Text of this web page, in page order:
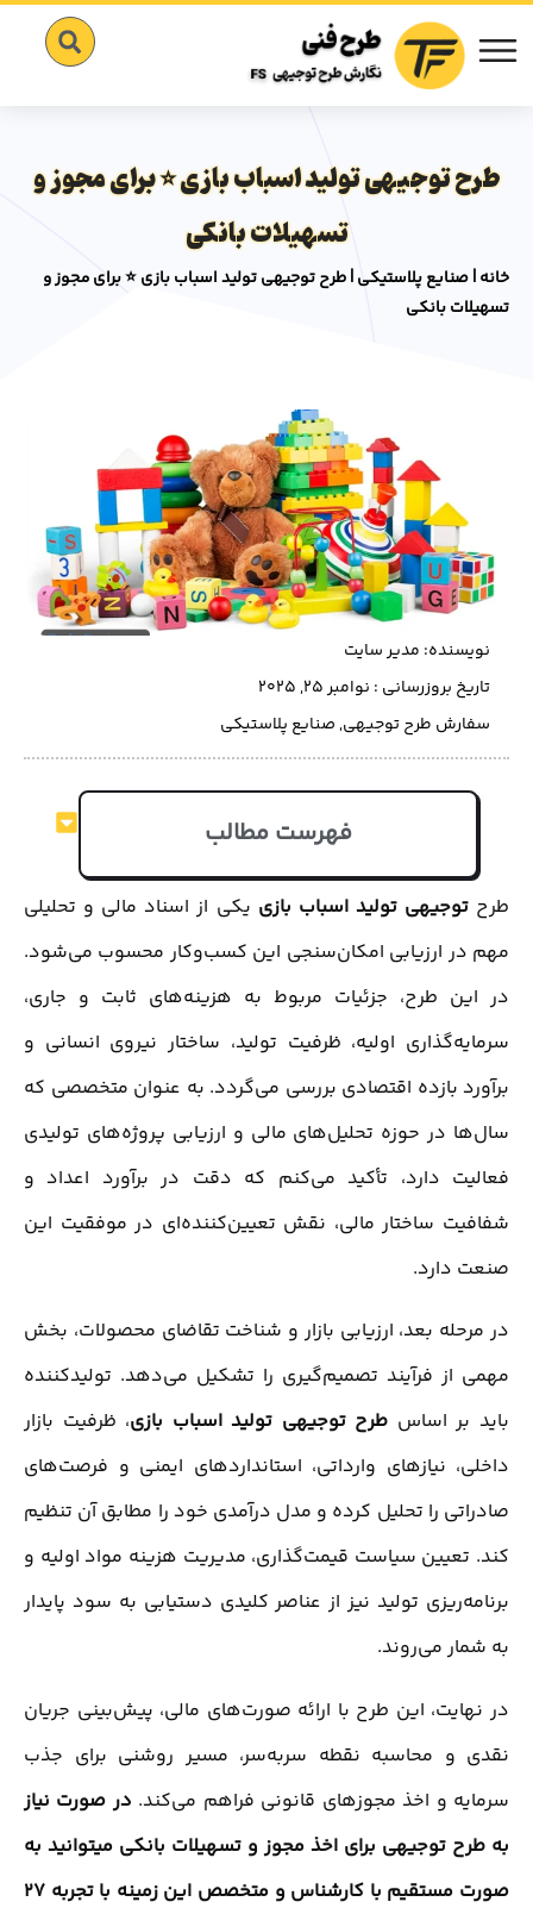
طرح توجیهی تولید اسباب بازی ⭐️ برای مجوز و
تسهیلات بانکی
خانه|صنایع پلاستیکی|طرح توجیهی تولید اسباب بازی ⭐️ برای مجوز و
تسهیلات بانکی
نویسنده: مدیر سایت
تاریخ بروزرسانی : نوامبر 25, 2025
سفارش طرح توجیهی,صنایع پلاستیکی
فهرست مطالب
طرحتوجیهی تولید اسباب بازی یکی از اسناد مالی و تحلیلی
مهم در ارزیابی امکان‌سنجی این کسب‌وکار محسوب می‌شود.
در این طرح، جزئیات مربوط به هزینه‌های ثابت و جاری،
سرمایه‌گذاری اولیه، ظرفیت تولید، ساختار نیروی انسانی و
برآورد بازده اقتصادی بررسی می‌گردد. به ‌عنوان متخصصی که
سال‌ها در حوزه تحلیل‌های مالی و ارزیابی پروژه‌های تولیدی
فعالیت دارد، تأکید می‌کنم که دقت در برآورد اعداد و
شفافیت ساختار مالی، نقش تعیین‌کننده‌ای در موفقیت این
صنعت دارد.
در مرحله بعد، ارزیابی بازار و شناخت تقاضای محصولات، بخش
مهمی از فرآیند تصمیم‌گیری را تشکیل می‌دهد. تولیدکننده
باید بر اساس طرح توجیهی تولید اسباب بازی، ظرفیت بازار
داخلی، نیازهای وارداتی، استانداردهای ایمنی و فرصت‌های
صادراتی را تحلیل کرده و مدل درآمدی خود را مطابق آن تنظیم
کند. تعیین سیاست قیمت‌گذاری، مدیریت هزینه مواد اولیه و
برنامه‌ریزی تولید نیز از عناصر کلیدی دستیابی به سود پایدار
به شمار می‌روند.
در نهایت، این طرح با ارائه صورت‌های مالی، پیش‌بینی جریان
نقدی و محاسبه نقطه سربه‌سر، مسیر روشنی برای جذب
سرمایه و اخذ مجوزهای قانونی فراهم می‌کند. در صورت نیاز
به طرح توجیهی برای اخذ مجوز و تسهیلات بانکی میتوانید به
صورت مستقیم با کارشناس و متخصص این زمینه با تجربه 27